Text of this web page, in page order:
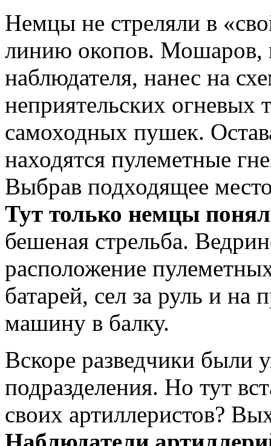
Немцы не стреляли в
линию окопов. Мошаров,
наблюдателя, нанес на
неприятельских огневых
самоходных пушек.
находятся пулеметные
Выбрав подходящее
Тут только немцы
бешеная стрельба.
расположение
батарей, сел за руль и на
машину в балку.
Вскоре разведчики были
подразделения. Но тут
своих артиллеристов?